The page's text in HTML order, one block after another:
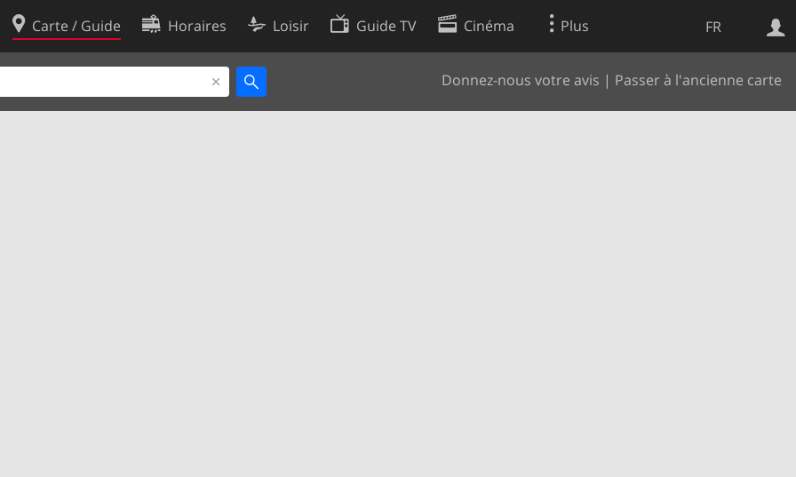
FR
Carte / Guide Horaires Loisir Guide TV Cinéma Plus
Donnez-nous votre avis | Passer à l'ancienne carte
Web
Politique en matière de cookies
Préférences de cookies